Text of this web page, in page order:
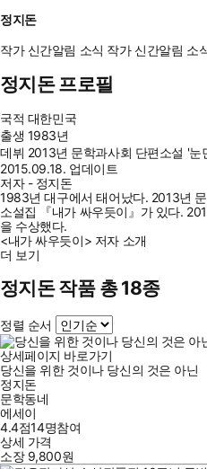
으
로
이
동
정지돈
작가 신간알림 소식 작가 신간알림 소
정지돈 프로필
국적 대한민국
출생 1983년
데뷔 2013년 문학과사회 단편소설 '눈
2015.09.18. 업데이트
저자 - 정지돈
1983년 대구에서 태어났다. 2013년
소설집 『내가 싸우듯이』가 있다.
을 수상했다.
<내가 싸우듯이> 저자 소개
더 보기
정지돈 작품 총 18종
정렬 순서
상세페이지 바로가기
당신을 위한 것이나 당신의 것은 아닌
정지돈
문학동네
에세이
4.4점14명참여
상세 가격
소장 9,800원